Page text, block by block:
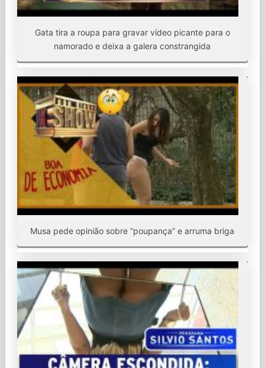
Gata tira a roupa para gravar vídeo picante para o
namorado e deixa a galera constrangida
Musa pede opinião sobre “poupança” e arruma briga